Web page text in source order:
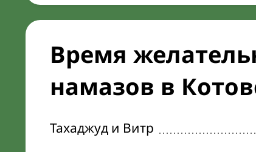
Время
намазов в
Тахаджуд и Витр